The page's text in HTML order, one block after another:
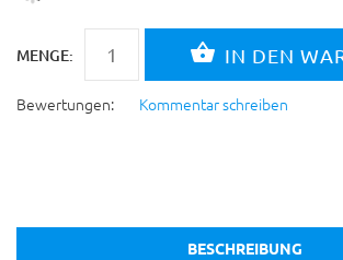
MENGE:
Bewertungen: Kommentar schreiben
BESCHREIBUNG